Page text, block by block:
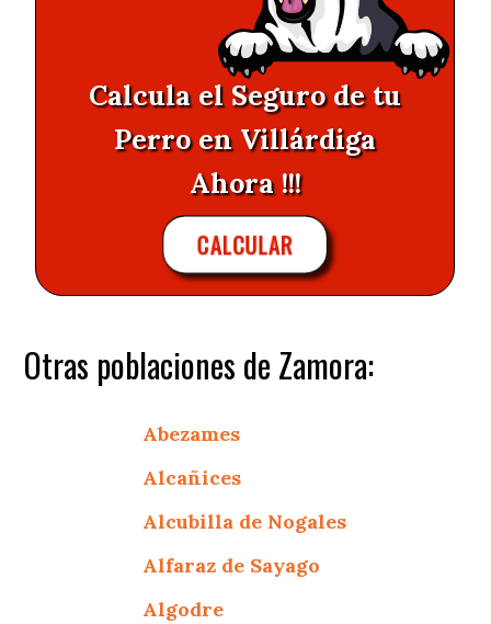
Calcula el Seguro de tu
Perro en Villárdiga
Ahora !!!
CALCULAR
Otras poblaciones de Zamora:
Abezames
Alcañices
Alcubilla de Nogales
Alfaraz de Sayago
Algodre